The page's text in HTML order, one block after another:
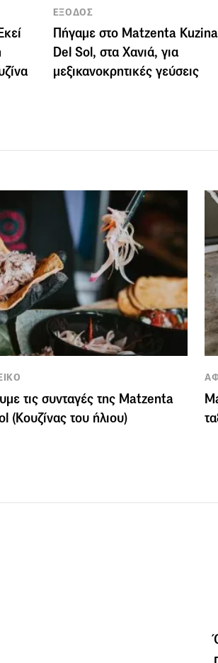
ΕΞΟΔΟΣ
Πήγαμε στο Matzenta Kuzina
Del Sol, στα Χανιά, για
μεξικανοκρητικές γεύσεις
τις συνταγές της Matzenta
(Κουζίνας του ήλιου)